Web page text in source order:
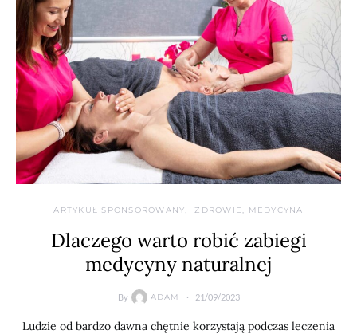
ARTYKUŁ SPONSOROWANY ZDROWIE, MEDYCYNA
Dlaczego warto robić zabiegi
medycyny naturalnej
By ADAM 21/09/2023
Ludzie od bardzo dawna chętnie korzystają podczas leczenia